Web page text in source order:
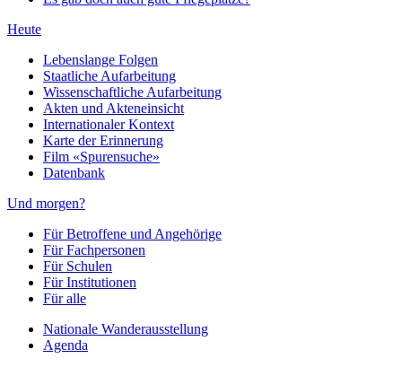
Heute
Lebenslange Folgen
Staatliche Aufarbeitung
Wissenschaftliche Aufarbeitung
Akten und Akteneinsicht
Internationaler Kontext
Karte der Erinnerung
Film «Spurensuche»
Datenbank
Und morgen?
Für Betroffene und Angehörige
Für Fachpersonen
Für Schulen
Für Institutionen
Für alle
Nationale Wanderausstellung
Agenda